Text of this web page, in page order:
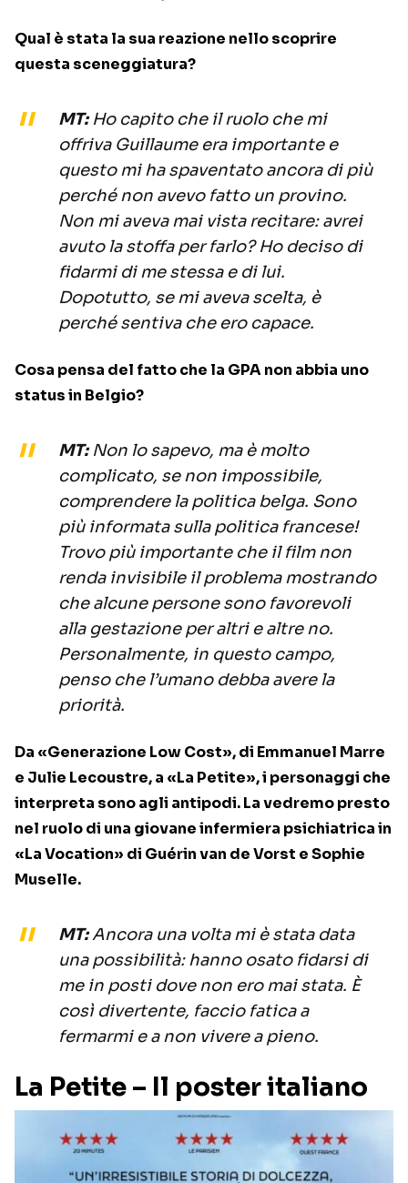
Qual è stata la sua reazione nello scoprire
questa sceneggiatura?
MT:Ho capito che il ruolo che mi
offriva Guillaume era importante e
questo mi ha spaventato ancora di più
perché non avevo fatto un provino.
Non mi aveva mai vista recitare: avrei
avuto la stoffa per farlo? Ho deciso di
fidarmi di me stessa e di lui.
Dopotutto, se mi aveva scelta, è
perché sentiva che ero capace.
Cosa pensa del fatto che la GPA non abbia uno
status in Belgio?
MT:Non lo sapevo, ma è molto
complicato, se non impossibile,
comprendere la politica belga. Sono
più informata sulla politica francese!
Trovo più importante che il film non
renda invisibile il problema mostrando
che alcune persone sono favorevoli
alla gestazione per altri e altre no.
Personalmente, in questo campo,
penso che l’umano debba avere la
priorità.
Da «Generazione Low Cost», di Emmanuel Marre
e Julie Lecoustre, a «La Petite», i personaggi che
interpreta sono agli antipodi. La vedremo presto
nel ruolo di una giovane infermiera psichiatrica in
«La Vocation» di Guérin van de Vorst e Sophie
Muselle.
MT:Ancora una volta mi è stata data
una possibilità: hanno osato fidarsi di
me in posti dove non ero mai stata. È
così divertente, faccio fatica a
fermarmi e a non vivere a pieno.
La Petite – Il poster italiano